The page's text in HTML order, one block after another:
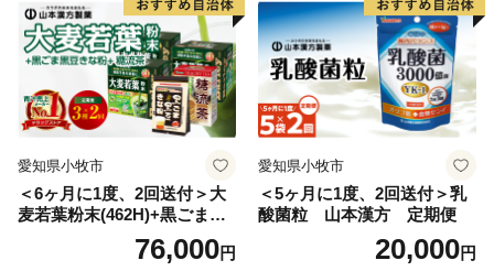
愛知県小牧市
＜6ヶ月に1度、2回送付＞大
麦若葉粉末(462H)+黒ごま黒
豆きな粉+ 糖流茶 山本漢
76,000円
愛知県小牧市
＜5ヶ月に1度、2回送付＞乳
酸菌粒 山本漢方 定期便
20,000円